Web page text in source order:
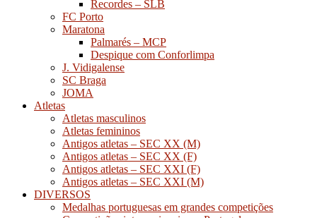
Recordes – SLB
FC Porto
Maratona
Palmarés – MCP
Despique com Conforlimpa
J. Vidigalense
SC Braga
JOMA
Atletas
Atletas masculinos
Atletas femininos
Antigos atletas – SEC XX (M)
Antigos atletas – SEC XX (F)
Antigos atletas – SEC XXI (F)
Antigos atletas – SEC XXI (M)
DIVERSOS
Medalhas portuguesas em grandes competições